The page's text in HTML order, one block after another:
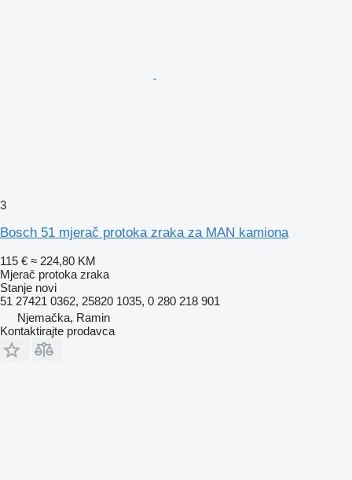
3
Bosch 51 mjerač protoka zraka za MAN kamiona
115 € ≈ 224,80 KM
Mjerač protoka zraka
Stanje novi
51 27421 0362, 25820 1035, 0 280 218 901
Njemačka, Ramin
Kontaktirajte prodavca